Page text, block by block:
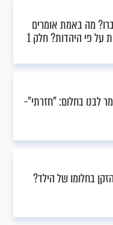
מה באמת אומרים
על פי היהדות? חלק 1
לבנו בחלום: "חזרתי"-
בחלומו של הילד?